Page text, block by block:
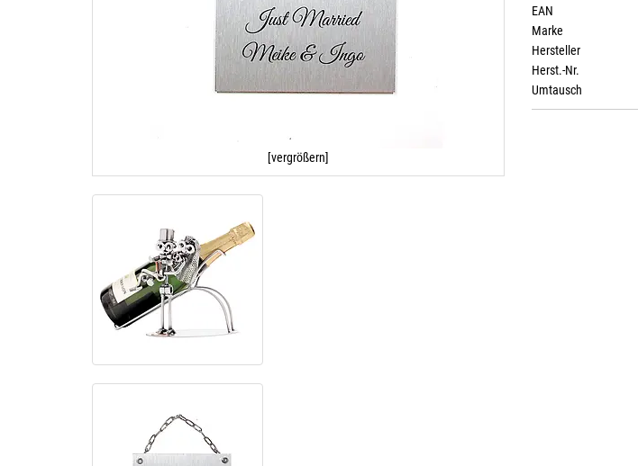
[vergrößern]
EAN
Marke
Hersteller
Herst.-Nr.
Umtausch